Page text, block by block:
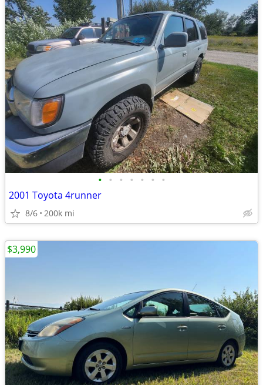
• • • • • • •
2001 Toyota 4runner
8/6 200k mi
$3,990